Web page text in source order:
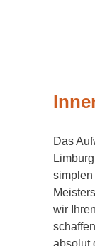
Das
simplen
wir